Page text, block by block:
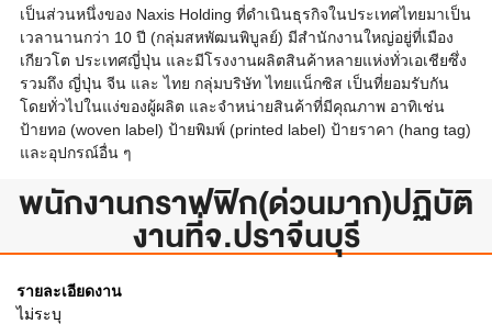
เป็นส่วนหนึ่งของ Naxis Holding ที่ดำเนินธุรกิจในประเทศไทยมาเป็น
เวลานานกว่า 10 ปี (กลุ่มสหพัฒนพิบูลย์) มีสำนักงานใหญ่อยู่ที่เมือง
เกียวโต ประเทศญี่ปุ่น และมีโรงงานผลิตสินค้าหลายแห่งทั่วเอเชียซึ่ง
รวมถึง ญี่ปุ่น จีน และ ไทย กลุ่มบริษัท ไทยแน็กซิส เป็นที่ยอมรับกัน
โดยทั่วไปในแง่ของผู้ผลิต และจำหน่ายสินค้าที่มีคุณภาพ อาทิเช่น
ป้ายทอ (woven label) ป้ายพิมพ์ (printed label) ป้ายราคา (hang tag)
และอุปกรณ์อื่น ๆ
พนักงานกราฟฟิก(ด่วนมาก)ปฏิบัติ
งานที่จ.ปราจีนบุรี
รายละเอียดงาน
ไม่ระบุ